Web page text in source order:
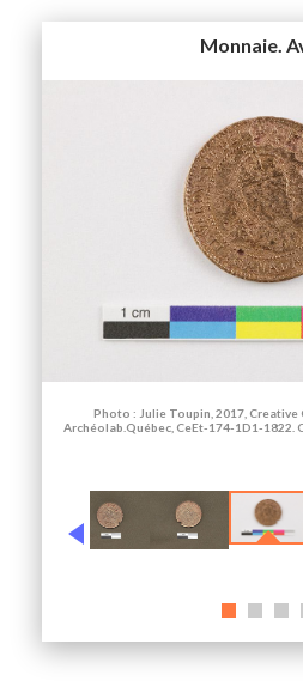
Monnaie.
Photo : Julie Toupin, 2017, Creative
Archéolab.Québec, CeEt-174-1D1-